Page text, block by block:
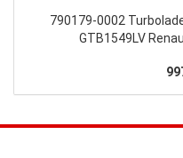
790179-0002
GTB1549LV